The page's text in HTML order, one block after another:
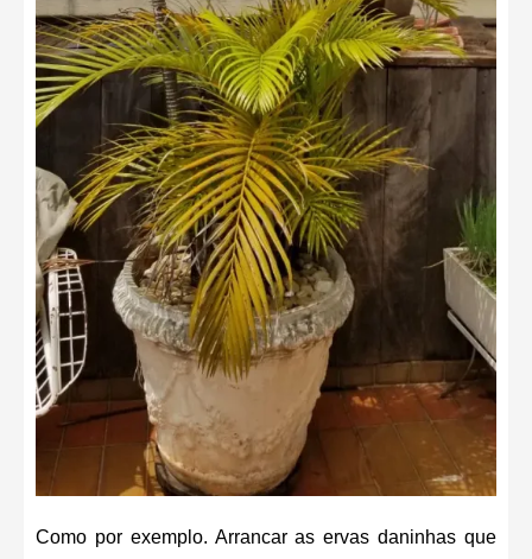
Como por exemplo. Arrancar as ervas daninhas que